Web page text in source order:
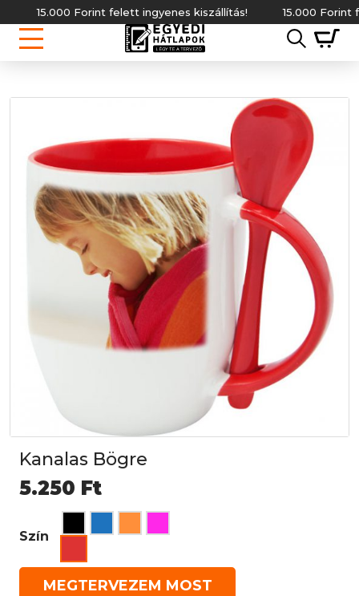
Forint felett ingyenes kiszállítás! 15.000 Forint felett
Kanalas Bögre
5.250 Ft
Szín
MEGTERVEZEM MOST